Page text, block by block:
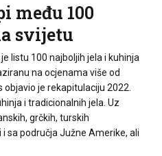
među 100
svijetu
listu 100 najboljih jela i kuhinja
na ocjenama više od
je rekapitulaciju 2022.
i tradicionalnih jela. Uz
grčkih, turskih
sa područja Južne Amerike, ali